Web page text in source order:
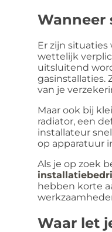
Wanneer
Er zijn
wettelijk
uitsluitend
gasinstallaties.
van je
Maar ook bij
radiator, een
installateur
op apparatuur
Als je op zoek
hebben korte
Waar let